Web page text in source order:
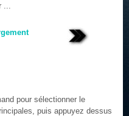
...
pour sélectionner le
puis appuyez dessus